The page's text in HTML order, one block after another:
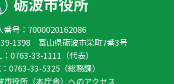
番号：7000020162086
1398 富山県砺波市栄町7番3号
：0763-33-1111（代表）
：0763-33-5325（総務課）
市役所（本庁舎）へのアクセス